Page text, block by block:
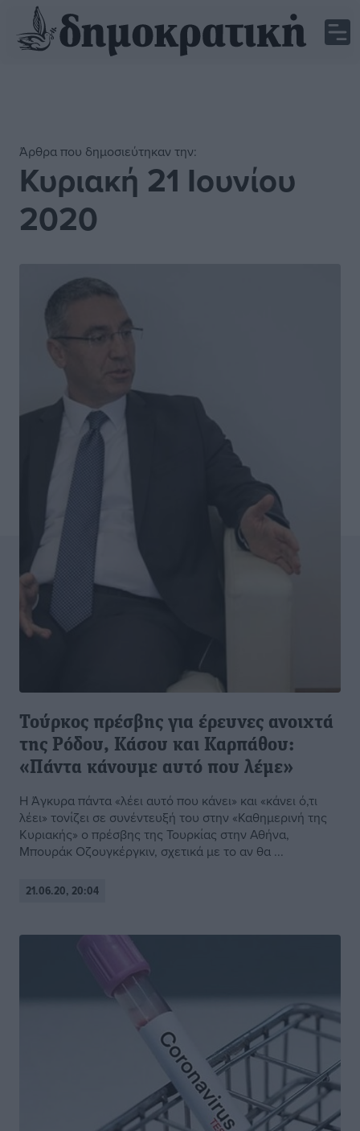
Άρθρα που δημοσιεύτηκαν την:
Κυριακή 21 Ιουνίου
2020
Τούρκος πρέσβης για έρευνες ανοιχτά
της Ρόδου, Κάσου και Καρπάθου:
«Πάντα κάνουμε αυτό που λέμε»
Η Άγκυρα πάντα «λέει αυτό που κάνει» και «κάνει ό,τι
λέει» τονίζει σε συνέντευξή του στην «Καθημερινή της
Κυριακής» ο πρέσβης της Τουρκίας στην Αθήνα,
Μπουράκ Οζουγκέργκιν, σχετικά με το αν θα ...
21.06.20, 20:04